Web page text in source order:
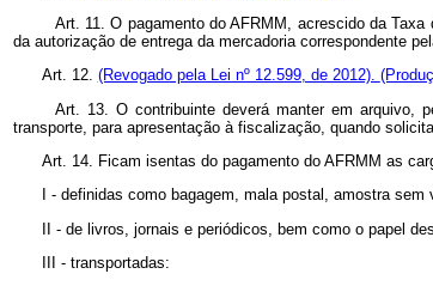
Art. 11. O pagamento do AFRMM, acrescido da
da autorização de entrega da mercadoria correspondente
Art. 12. (Revogado pela Lei nº 12.599, de 2012).
Art. 13. O contribuinte deverá manter em arquivo,
transporte, para apresentação à fiscalização, quando
Art. 14. Ficam isentas do pagamento do AFRMM as
I - definidas como bagagem, mala postal, amostra
II - de livros, jornais e periódicos, bem como o papel
III - transportadas: